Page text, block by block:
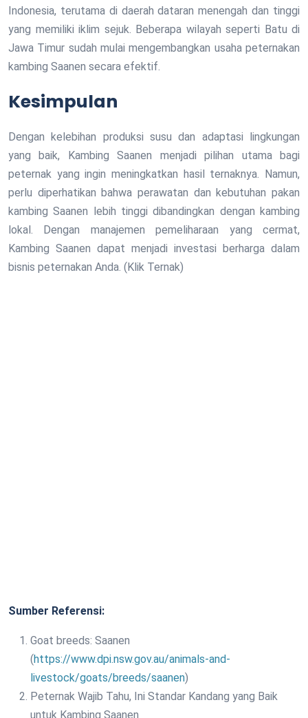
Indonesia, terutama di daerah dataran menengah dan tinggi
yang memiliki iklim sejuk. Beberapa wilayah seperti Batu di
Jawa Timur sudah mulai mengembangkan usaha peternakan
kambing Saanen secara efektif.
Kesimpulan
Dengan kelebihan produksi susu dan adaptasi lingkungan
yang baik, Kambing Saanen menjadi pilihan utama bagi
peternak yang ingin meningkatkan hasil ternaknya. Namun,
perlu diperhatikan bahwa perawatan dan kebutuhan pakan
kambing Saanen lebih tinggi dibandingkan dengan kambing
lokal. Dengan manajemen pemeliharaan yang cermat,
Kambing Saanen dapat menjadi investasi berharga dalam
bisnis peternakan Anda. (Klik Ternak)
Sumber Referensi:
Goat breeds: Saanen
(https://www.dpi.nsw.gov.au/animals-and-
livestock/goats/breeds/saanen)
Peternak Wajib Tahu, Ini Standar Kandang yang Baik
untuk Kambing Saanen